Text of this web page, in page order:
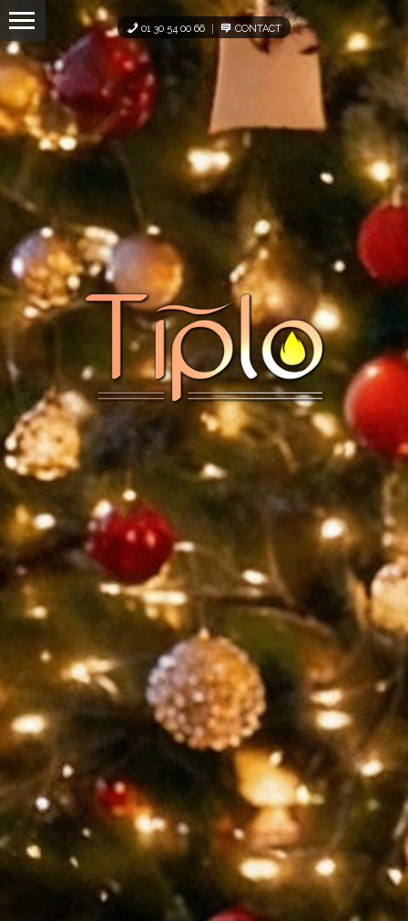
Panneau de gestion des cookies
01 30 54 00 66 CONTACT